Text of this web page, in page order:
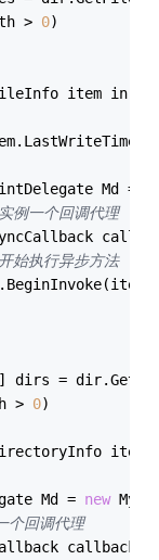
> 0)
item in
Md =
例一个回调代理
始执行异步方法
dirs =
> 0)
item
Md =
new
个回调代理
callback